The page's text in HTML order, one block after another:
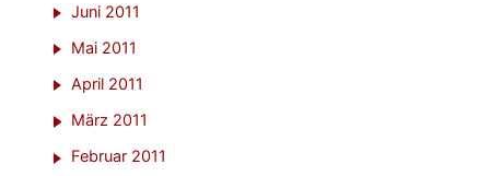
Juni 2011
Mai 2011
April 2011
März 2011
Februar 2011